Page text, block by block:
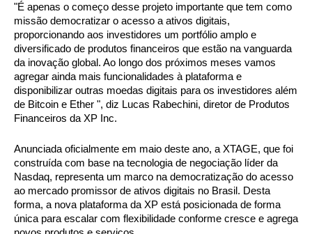
"É apenas o começo desse projeto importante que tem como
missão democratizar o acesso a ativos digitais,
proporcionando aos investidores um portfólio amplo e
diversificado de produtos financeiros que estão na vanguarda
da inovação global. Ao longo dos próximos meses vamos
agregar ainda mais funcionalidades à plataforma e
disponibilizar outras moedas digitais para os investidores além
de Bitcoin e Ether ", diz Lucas Rabechini, diretor de Produtos
Financeiros da XP Inc.
Anunciada oficialmente em maio deste ano, a XTAGE, que foi
construída com base na tecnologia de negociação líder da
Nasdaq, representa um marco na democratização do acesso
ao mercado promissor de ativos digitais no Brasil. Desta
forma, a nova plataforma da XP está posicionada de forma
única para escalar com flexibilidade conforme cresce e agrega